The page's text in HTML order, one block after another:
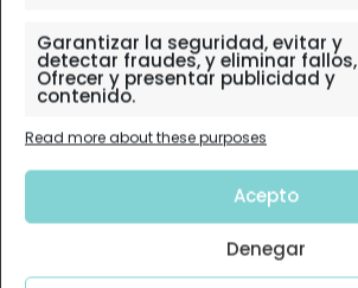
Garantizar la seguridad, evitar y
detectar fraudes, y eliminar fallos,
Ofrecer y presentar publicidad y
contenido.
Read more about these purposes
Acepto
Denegar